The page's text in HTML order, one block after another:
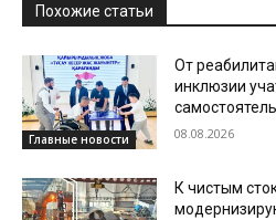
Похожие статьи
Главные новости
От
инклюзии
08.08.2026
К чистым